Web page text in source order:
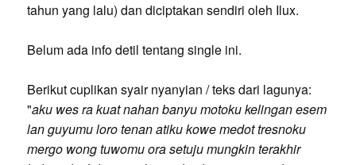
tahun yang lalu) dan diciptakan sendiri oleh Ilux.
Belum ada info detil tentang single ini.
Berikut cuplikan syair nyanyian / teks dari lagunya:
"aku wes ra kuat nahan banyu motoku kelingan esem
lan guyumu loro tenan atiku kowe medot tresnoku
mergo wong tuwomu ora setuju mungkin terakhir